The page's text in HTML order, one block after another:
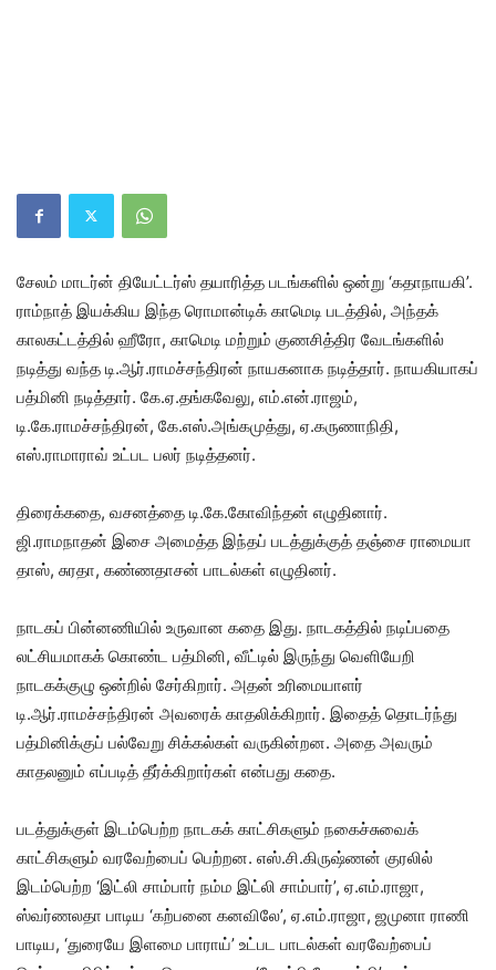
சேலம் மாடர்ன் தியேட்டர்ஸ் தயாரித்த படங்களில் ஒன்று ‘கதாநாயகி’.
ராம்நாத் இயக்கிய இந்த ரொமான்டிக் காமெடி படத்தில், அந்தக்
காலகட்டத்தில் ஹீரோ, காமெடி மற்றும் குணசித்திர வேடங்களில்
நடித்து வந்த டி.ஆர்.ராமச்சந்திரன் நாயகனாக நடித்தார். நாயகியாகப்
பத்மினி நடித்தார். கே.ஏ.தங்கவேலு, எம்.என்.ராஜம்,
டி.கே.ராமச்சந்திரன், கே.எஸ்.அங்கமுத்து, ஏ.கருணாநிதி,
எஸ்.ராமாராவ் உட்பட பலர் நடித்தனர்.
திரைக்கதை, வசனத்தை டி.கே.கோவிந்தன் எழுதினார்.
ஜி.ராமநாதன் இசை அமைத்த இந்தப் படத்துக்குத் தஞ்சை ராமையா
தாஸ், சுரதா, கண்ணதாசன் பாடல்கள் எழுதினர்.
நாடகப் பின்னணியில் உருவான கதை இது. நாடகத்தில் நடிப்பதை
லட்சியமாகக் கொண்ட பத்மினி, வீட்டில் இருந்து வெளியேறி
நாடகக்குழு ஒன்றில் சேர்கிறார். அதன் உரிமையாளர்
டி.ஆர்.ராமச்சந்திரன் அவரைக் காதலிக்கிறார். இதைத் தொடர்ந்து
பத்மினிக்குப் பல்வேறு சிக்கல்கள் வருகின்றன. அதை அவரும்
காதலனும் எப்படித் தீர்க்கிறார்கள் என்பது கதை.
படத்துக்குள் இடம்பெற்ற நாடகக் காட்சிகளும் நகைச்சுவைக்
காட்சிகளும் வரவேற்பைப் பெற்றன. எஸ்.சி.கிருஷ்ணன் குரலில்
இடம்பெற்ற ‘இட்லி சாம்பார் நம்ம இட்லி சாம்பார்’, ஏ.எம்.ராஜா,
ஸ்வர்ணலதா பாடிய ‘கற்பனை கனவிலே’, ஏ.எம்.ராஜா, ஜமுனா ராணி
பாடிய, ‘துரையே இளமை பாராய்’ உட்பட பாடல்கள் வரவேற்பைப்